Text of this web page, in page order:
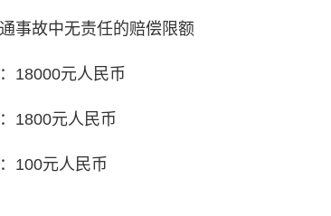
事故中无责任的赔偿限额
18000元人民币
1800元人民币
100元人民币